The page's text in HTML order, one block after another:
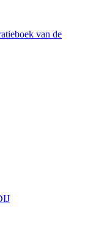
van de